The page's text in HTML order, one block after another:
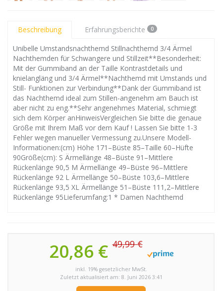
Beschreibung Erfahrungsberichte 0
Unibelle Umstandsnachthemd Stillnachthemd 3/4 Ärmel
Nachthemden für Schwangere und Stillzeit**Besonderheit:
Mit der Gummiband an der Taille Kontrastdetails und
knielangläng und 3/4 Ärmel**Nachthemd mit Umstands und
Still- Funktionen zur Verbindung**Dank der Gummiband ist
das Nachthemd ideal zum Stillen-angenehm am Bauch ist
aber nicht zu eng.**Sehr angenehmes Material, schmiegt
sich dem Körper anHinweisVergleichen Sie bitte die genaue
Größe mit Ihrem Maß vor dem Kauf ! Lassen Sie bitte 1-3
Fehler wegen manueller Vermessung zu.Unsere Modell-
Informationen:(cm) Höhe 171–Büste 85–Taille 60–Hüfte
90Größe(cm): S Ärmellänge 48–Büste 91–Mittlere
Rückenlänge 90,5 M Ärmellänge 49–Büste 96–Mittlere
Rückenlänge 92 L Ärmellänge 50–Büste 103,6–Mittlere
Rückenlänge 93,5 XL Ärmellänge 51–Büste 111,2–Mittlere
Rückenlänge 95Lieferumfang:1 * Damen Nachthemd
20,86 €49,99 €
inkl. 19% gesetzlicher MwSt.
Zuletzt aktualisiert am: 8. Juni 2026 3:41